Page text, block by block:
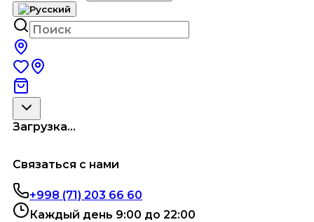
Загрузка...
Связаться с нами
+998 (71) 203 66 60
Каждый день 9:00 до 22:00